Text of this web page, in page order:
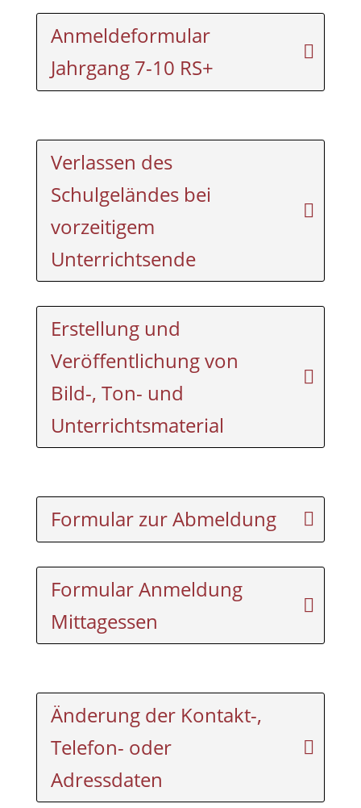
Anmeldeformular
Jahrgang 7-10 RS+
Verlassen des
Schulgeländes bei
vorzeitigem
Unterrichtsende
Erstellung und
Veröffentlichung von
Bild-, Ton- und
Unterrichtsmaterial
Formular zur Abmeldung
Formular Anmeldung
Mittagessen
Änderung der Kontakt-,
Telefon- oder
Adressdaten